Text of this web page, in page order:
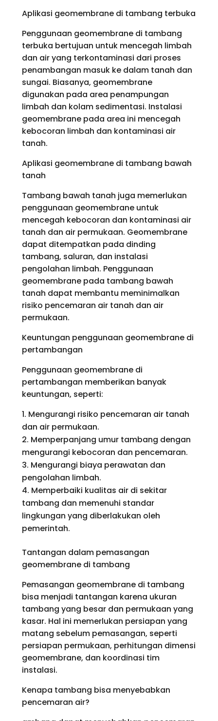
Aplikasi geomembrane di tambang terbuka
Penggunaan geomembrane di tambang
terbuka bertujuan untuk mencegah limbah
dan air yang terkontaminasi dari proses
penambangan masuk ke dalam tanah dan
sungai. Biasanya, geomembrane
digunakan pada area penampungan
limbah dan kolam sedimentasi. Instalasi
geomembrane pada area ini mencegah
kebocoran limbah dan kontaminasi air
tanah.
Aplikasi geomembrane di tambang bawah
tanah
Tambang bawah tanah juga memerlukan
penggunaan geomembrane untuk
mencegah kebocoran dan kontaminasi air
tanah dan air permukaan. Geomembrane
dapat ditempatkan pada dinding
tambang, saluran, dan instalasi
pengolahan limbah. Penggunaan
geomembrane pada tambang bawah
tanah dapat membantu meminimalkan
risiko pencemaran air tanah dan air
permukaan.
Keuntungan penggunaan geomembrane di
pertambangan
Penggunaan geomembrane di
pertambangan memberikan banyak
keuntungan, seperti:
Mengurangi risiko pencemaran air tanah
dan air permukaan.
Memperpanjang umur tambang dengan
mengurangi kebocoran dan pencemaran.
Mengurangi biaya perawatan dan
pengolahan limbah.
Memperbaiki kualitas air di sekitar
tambang dan memenuhi standar
lingkungan yang diberlakukan oleh
pemerintah.
Tantangan dalam pemasangan
geomembrane di tambang
Pemasangan geomembrane di tambang
bisa menjadi tantangan karena ukuran
tambang yang besar dan permukaan yang
kasar. Hal ini memerlukan persiapan yang
matang sebelum pemasangan, seperti
persiapan permukaan, perhitungan dimensi
geomembrane, dan koordinasi tim
instalasi.
Kenapa tambang bisa menyebabkan
pencemaran air?